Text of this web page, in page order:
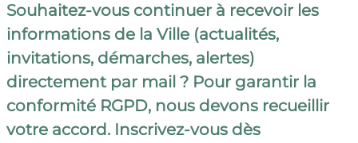
Souhaitez-vous continuer à recevoir les
informations de la Ville (actualités,
invitations, démarches, alertes)
directement par mail ? Pour garantir la
conformité RGPD, nous devons recueillir
votre accord. Inscrivez-vous dès